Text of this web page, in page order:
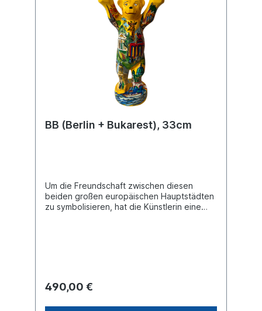
BB (Berlin + Bukarest), 33cm
Um die Freundschaft zwischen diesen
beiden großen europäischen Hauptstädten
zu symbolisieren, hat die Künstlerin eine
Kuppeln und historische Fassaden – zu
490,00 €